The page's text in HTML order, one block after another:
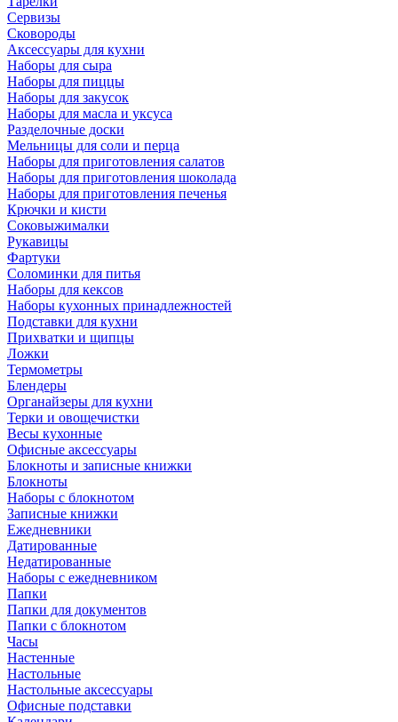
Сервизы
Сковороды
Аксессуары для кухни
Наборы для сыра
Наборы для пиццы
Наборы для закусок
Наборы для масла и уксуса
Разделочные доски
Мельницы для соли и перца
Наборы для приготовления салатов
Наборы для приготовления шоколада
Наборы для приготовления печенья
Крючки и кисти
Соковыжималки
Рукавицы
Фартуки
Соломинки для питья
Наборы для кексов
Наборы кухонных принадлежностей
Подставки для кухни
Прихватки и щипцы
Ложки
Термометры
Блендеры
Органайзеры для кухни
Терки и овощечистки
Весы кухонные
Офисные аксессуары
Блокноты и записные книжки
Блокноты
Наборы с блокнотом
Записные книжки
Ежедневники
Датированные
Недатированные
Наборы с ежедневником
Папки
Папки для документов
Папки с блокнотом
Часы
Настенные
Настольные
Настольные аксессуары
Офисные подставки